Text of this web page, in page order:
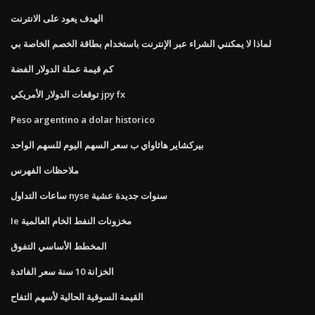
الهدف يعود على الانترنت
لماذا لا يمكنني الشراء عبر الإنترنت باستخدام بطاقة الخصم الخاصة بي
كم قيمة عملة الدولار الفضة
توقعات الدولار الأمريكي jpy fx
Peso argentino a dolar historico
بيركشاير هاثاواي ب سعر السهم اليوم للسهم الواحد
ملاحظات الفهرس
ساعات التداول nyse سنوات جديدة عشية
Ie مخزونات النفط الخام العالمية
المخطط الأساسي التفوق
الخزانة 10 سنة سعر الفائدة
القيمة السوقية الحالية لأسهم التفاح